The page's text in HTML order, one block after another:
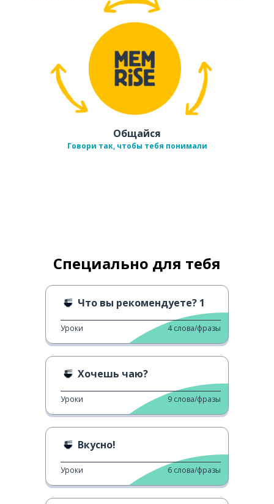
Общайся
Говори так, чтобы тебя понимали
Специально для тебя
Что вы рекомендуете? 1
Уроки 4 слова/фразы
Хочешь чаю?
Уроки 9 слова/фразы
Вкусно!
Уроки 6 слова/фразы